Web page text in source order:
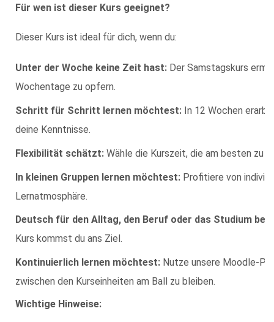
Für wen ist dieser Kurs geeignet?
Dieser Kurs ist ideal für dich, wenn du:
Unter der Woche keine Zeit hast: Der Samstagskurs
Wochentage zu opfern.
Schritt für Schritt lernen möchtest: In 12 Wochen
deine Kenntnisse.
Flexibilität schätzt: Wähle die Kurszeit, die am besten zu
In kleinen Gruppen lernen möchtest: Profitiere von
Lernatmosphäre.
Deutsch für den Alltag, den Beruf oder das Studium
Kurs kommst du ans Ziel.
Kontinuierlich lernen möchtest: Nutze unsere Moodle-
zwischen den Kurseinheiten am Ball zu bleiben.
Wichtige Hinweise: